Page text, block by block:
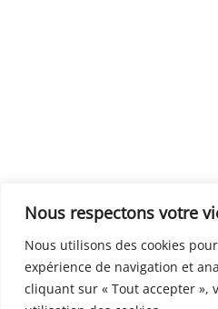
Nous respectons votre
Nous utilisons des cookies
expérience de navigation et
cliquant sur « Tout accepter »,